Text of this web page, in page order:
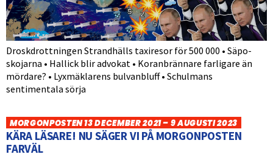
Droskdrottningen Strandhälls taxiresor för 500 000 • Säpo-
skojarna • Hallick blir advokat • Koranbrännare farligare än
mördare? • Lyxmäklarens bulvanbluff • Schulmans
sentimentala sörja
MORGONPOSTEN 13 DECEMBER 2021 – 9 AUGUSTI 2023
KÄRA LÄSARE! NU SÄGER VI PÅ MORGONPOSTEN
FARVÄL